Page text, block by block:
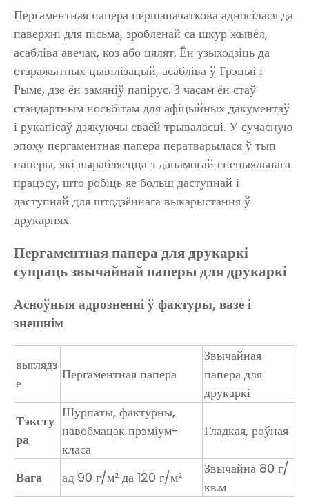
Пергаментная папера першапачаткова адносілася да
паверхні для пісьма, зробленай са шкур жывёл,
асабліва авечак, коз або цялят. Ён узыходзіць да
старажытных цывілізацый, асабліва ў Грэцыі і
Рыме, дзе ён замяніў папірус. З часам ён стаў
стандартным носьбітам для афіцыйных дакументаў
і рукапісаў дзякуючы сваёй трываласці. У сучасную
эпоху пергаментная папера ператварылася ў тып
паперы, які вырабляецца з дапамогай спецыяльнага
працэсу, што робіць яе больш даступнай і
даступнай для штодзённага выкарыстання ў
друкарнях.
Пергаментная папера для друкаркі
супраць звычайнай паперы для друкаркі
Асноўныя адрозненні ў фактуры, вазе і
знешнім
выглядз
е
Пергаментная папера
Звычайная
папера для
друкаркі
Тэксту
ра
Шурпаты, фактурны,
навобмацак прэміум-
класа
Гладкая, роўная
Вага ад 90 г/м² да 120 г/м²
Звычайна 80 г/
кв.м